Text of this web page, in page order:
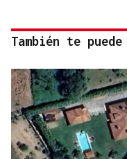
También te